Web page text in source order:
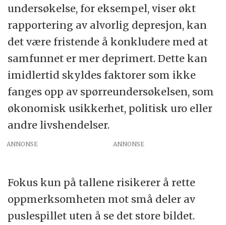
undersøkelse, for eksempel, viser økt
rapportering av alvorlig depresjon, kan
det være fristende å konkludere med at
samfunnet er mer deprimert. Dette kan
imidlertid skyldes faktorer som ikke
fanges opp av spørreundersøkelsen, som
økonomisk usikkerhet, politisk uro eller
andre livshendelser.
ANNONSE
Fokus kun på tallene risikerer å rette
oppmerksomheten mot små deler av
puslespillet uten å se det store bildet.